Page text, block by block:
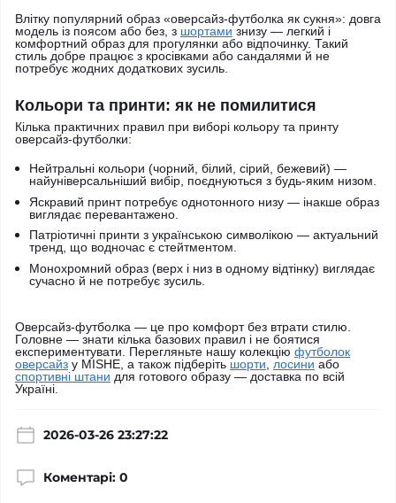
Влітку популярний образ «оверсайз-футболка як сукня»: довга
модель із поясом або без, з шортами знизу — легкий і
комфортний образ для прогулянки або відпочинку. Такий
стиль добре працює з кросівками або сандалями й не
потребує жодних додаткових зусиль.
Кольори та принти: як не помилитися
Кілька практичних правил при виборі кольору та принту
оверсайз-футболки:
Нейтральні кольори (чорний, білий, сірий, бежевий) —
найуніверсальніший вибір, поєднуються з будь-яким низом.
Яскравий принт потребує однотонного низу — інакше образ
виглядає перевантажено.
Патріотичні принти з українською символікою — актуальний
тренд, що водночас є стейтментом.
Монохромний образ (верх і низ в одному відтінку) виглядає
сучасно й не потребує зусиль.
Оверсайз-футболка — це про комфорт без втрати стилю.
Головне — знати кілька базових правил і не боятися
експериментувати. Перегляньте нашу колекцію футболок
оверсайз у MISHE, а також підберіть шорти лосини або
спортивні штани для готового образу — доставка по всій
Україні.
2026-03-26 23:27:22
Коментарі: 0